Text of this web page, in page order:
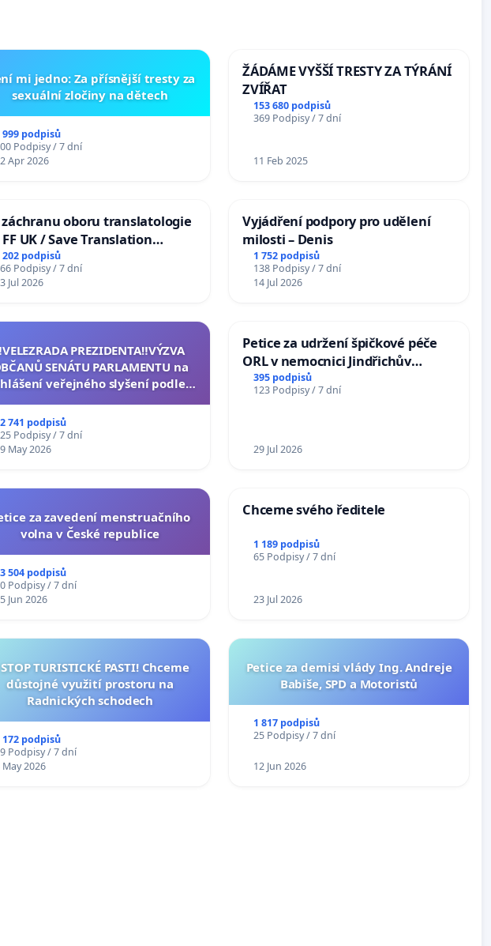
mi jedno: Za přísnější tresty za
sexuální zločiny na dětech
999 podpisů
Podpisy / 7 dní
Apr 2026
ŽÁDÁME VYŠŠÍ TRESTY ZA TÝRÁNÍ
ZVÍŘAT
153 680 podpisů
369 Podpisy / 7 dní
11 Feb 2025
záchranu oboru translatologie
UK / Save Translation
at the Faculty of Arts,
University
202 podpisů
Podpisy / 7 dní
Jul 2026
Vyjádření podpory pro udělení
milosti – Denis
1 752 podpisů
138 Podpisy / 7 dní
14 Jul 2026
PREZIDENTA‼️VÝZVA
SENÁTU PARLAMENTU na
veřejného slyšení podle §
přijetí usnesení k podání ústavní
na prezidenta republiky
741 podpisů
Podpisy / 7 dní
May 2026
Petice za udržení špičkové péče
ORL v nemocnici Jindřichův
Hradec
395 podpisů
123 Podpisy / 7 dní
29 Jul 2026
za zavedení menstruačního
volna v České republice
504 podpisů
Podpisy / 7 dní
Jun 2026
Chceme svého ředitele
1 189 podpisů
65 Podpisy / 7 dní
23 Jul 2026
TURISTICKÉ PASTI! Chceme
důstojné využití prostoru na
Radnických schodech
172 podpisů
Podpisy / 7 dní
May 2026
Petice za demisi vlády Ing. Andreje
Babiše, SPD a Motoristů
1 817 podpisů
25 Podpisy / 7 dní
12 Jun 2026